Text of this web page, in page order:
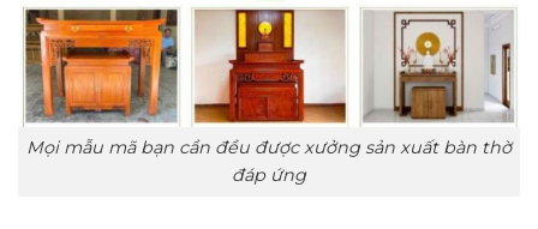
Mọi mẫu mã bạn cần đều được xưởng sản xuất bàn thờ
đáp ứng